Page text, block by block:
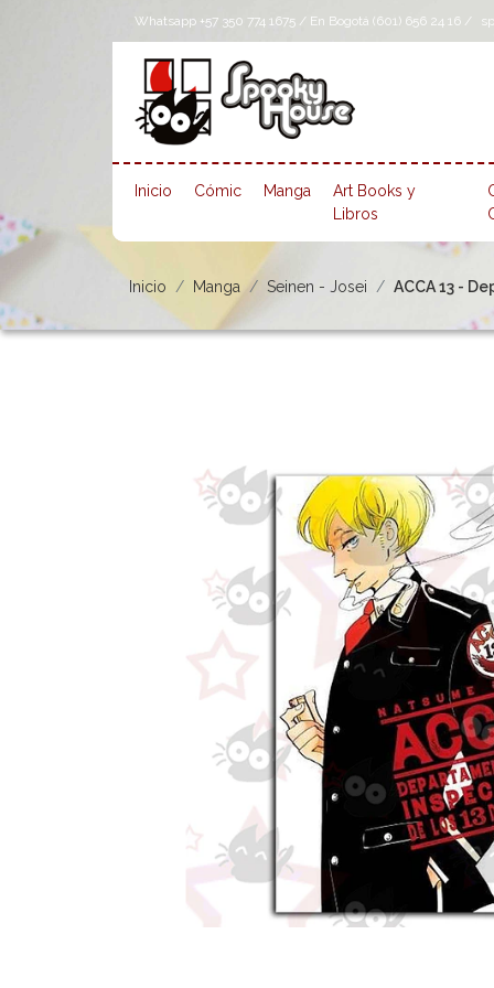
Whatsapp +57 350 774 1675 / En Bogotá (601) 656 24 16 /
Inicio Cómic Manga
Art Books y
Libros
Inicio Manga Seinen - Josei ACCA 13 -